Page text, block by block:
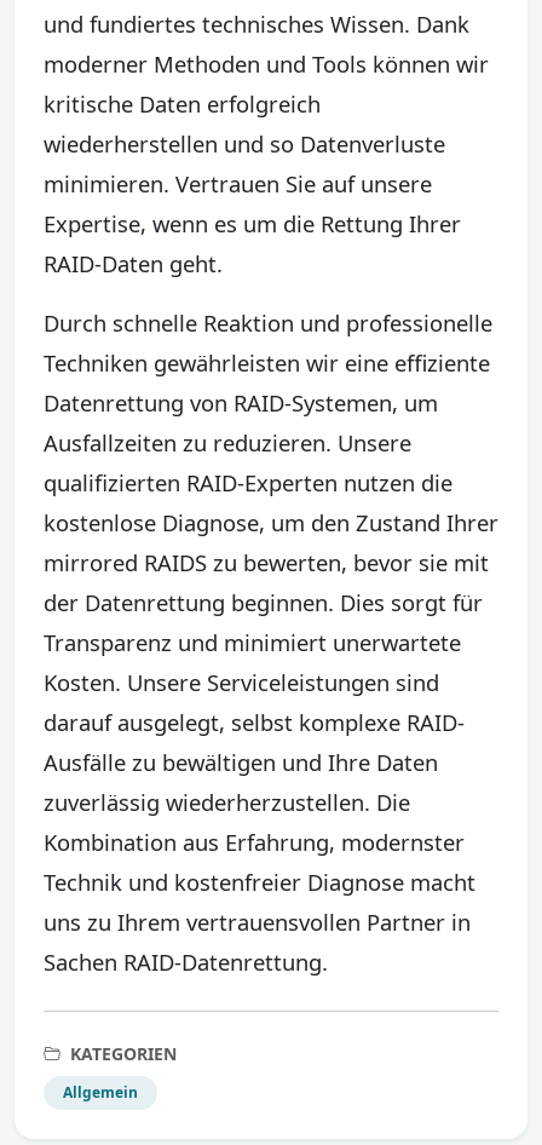
und fundiertes technisches Wissen. Dank
moderner Methoden und Tools können wir
kritische Daten erfolgreich
wiederherstellen und so Datenverluste
minimieren. Vertrauen Sie auf unsere
Expertise, wenn es um die Rettung Ihrer
RAID-Daten geht.
Durch schnelle Reaktion und professionelle
Techniken gewährleisten wir eine effiziente
Datenrettung von RAID-Systemen, um
Ausfallzeiten zu reduzieren. Unsere
qualifizierten RAID-Experten nutzen die
kostenlose Diagnose, um den Zustand Ihrer
mirrored RAIDS zu bewerten, bevor sie mit
der Datenrettung beginnen. Dies sorgt für
Transparenz und minimiert unerwartete
Kosten. Unsere Serviceleistungen sind
darauf ausgelegt, selbst komplexe RAID-
Ausfälle zu bewältigen und Ihre Daten
zuverlässig wiederherzustellen. Die
Kombination aus Erfahrung, modernster
Technik und kostenfreier Diagnose macht
uns zu Ihrem vertrauensvollen Partner in
Sachen RAID-Datenrettung.
KATEGORIEN
Allgemein